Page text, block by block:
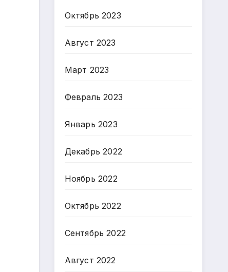
Октябрь 2023
Август 2023
Март 2023
Февраль 2023
Январь 2023
Декабрь 2022
Ноябрь 2022
Октябрь 2022
Сентябрь 2022
Август 2022